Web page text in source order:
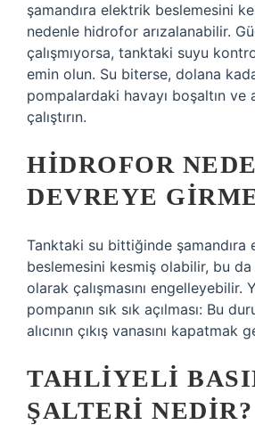
şamandıra elektrik beslemesini
nedenle hidrofor arızalanabilir.
çalışmıyorsa, tanktaki suyu
emin olun. Su biterse, dolana
pompalardaki havayı boşaltın ve
çalıştırın.
HIDROFOR
DEVREYE
Tanktaki su bittiğinde şamandıra
beslemesini kesmiş olabilir, bu
olarak çalışmasını engelleyebilir.
pompanın sık sık açılması: Bu
alıcının çıkış vanasını kapatmak
TAHLIYELI
ŞALTERI NEDIR?